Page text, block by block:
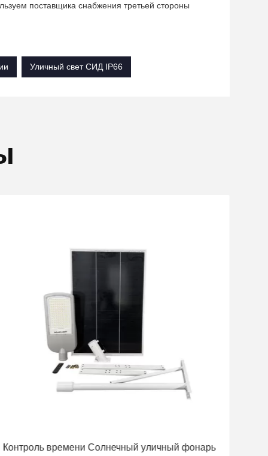
поставщика снабжения третьей стороны
Уличный свет СИД IP66
Контроль времени Солнечный уличный фонарь